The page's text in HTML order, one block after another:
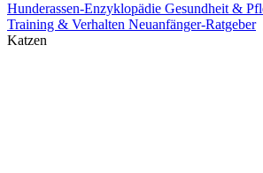
Hunderassen-Enzyklopädie Gesundheit &
Training & Verhalten Neuanfänger-Ratgeber
Katzen